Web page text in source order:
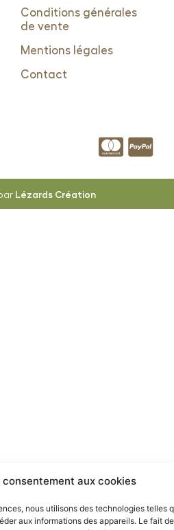
consentement aux cookies
nous utilisons des technologies telles
aux informations des appareils. Le fait
Conditions générales
de vente
Mentions légales
Contact
Lézards Création